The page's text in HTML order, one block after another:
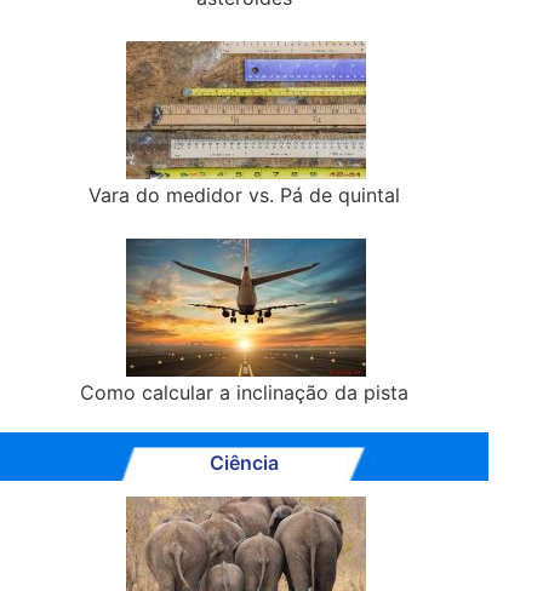
Vara do medidor vs. Pá de quintal
Como calcular a inclinação da pista
Ciência